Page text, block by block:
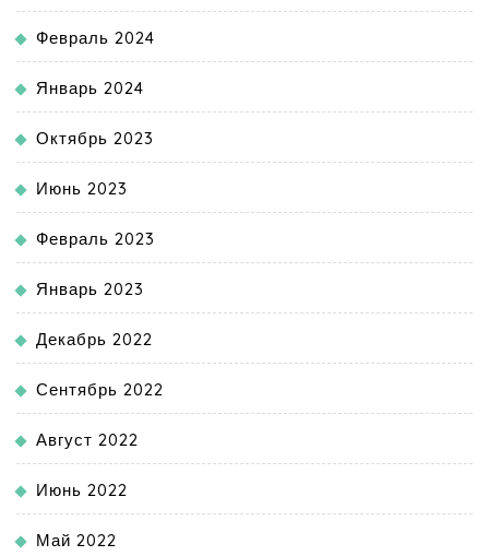
Февраль 2024
Январь 2024
Октябрь 2023
Июнь 2023
Февраль 2023
Январь 2023
Декабрь 2022
Сентябрь 2022
Август 2022
Июнь 2022
Май 2022